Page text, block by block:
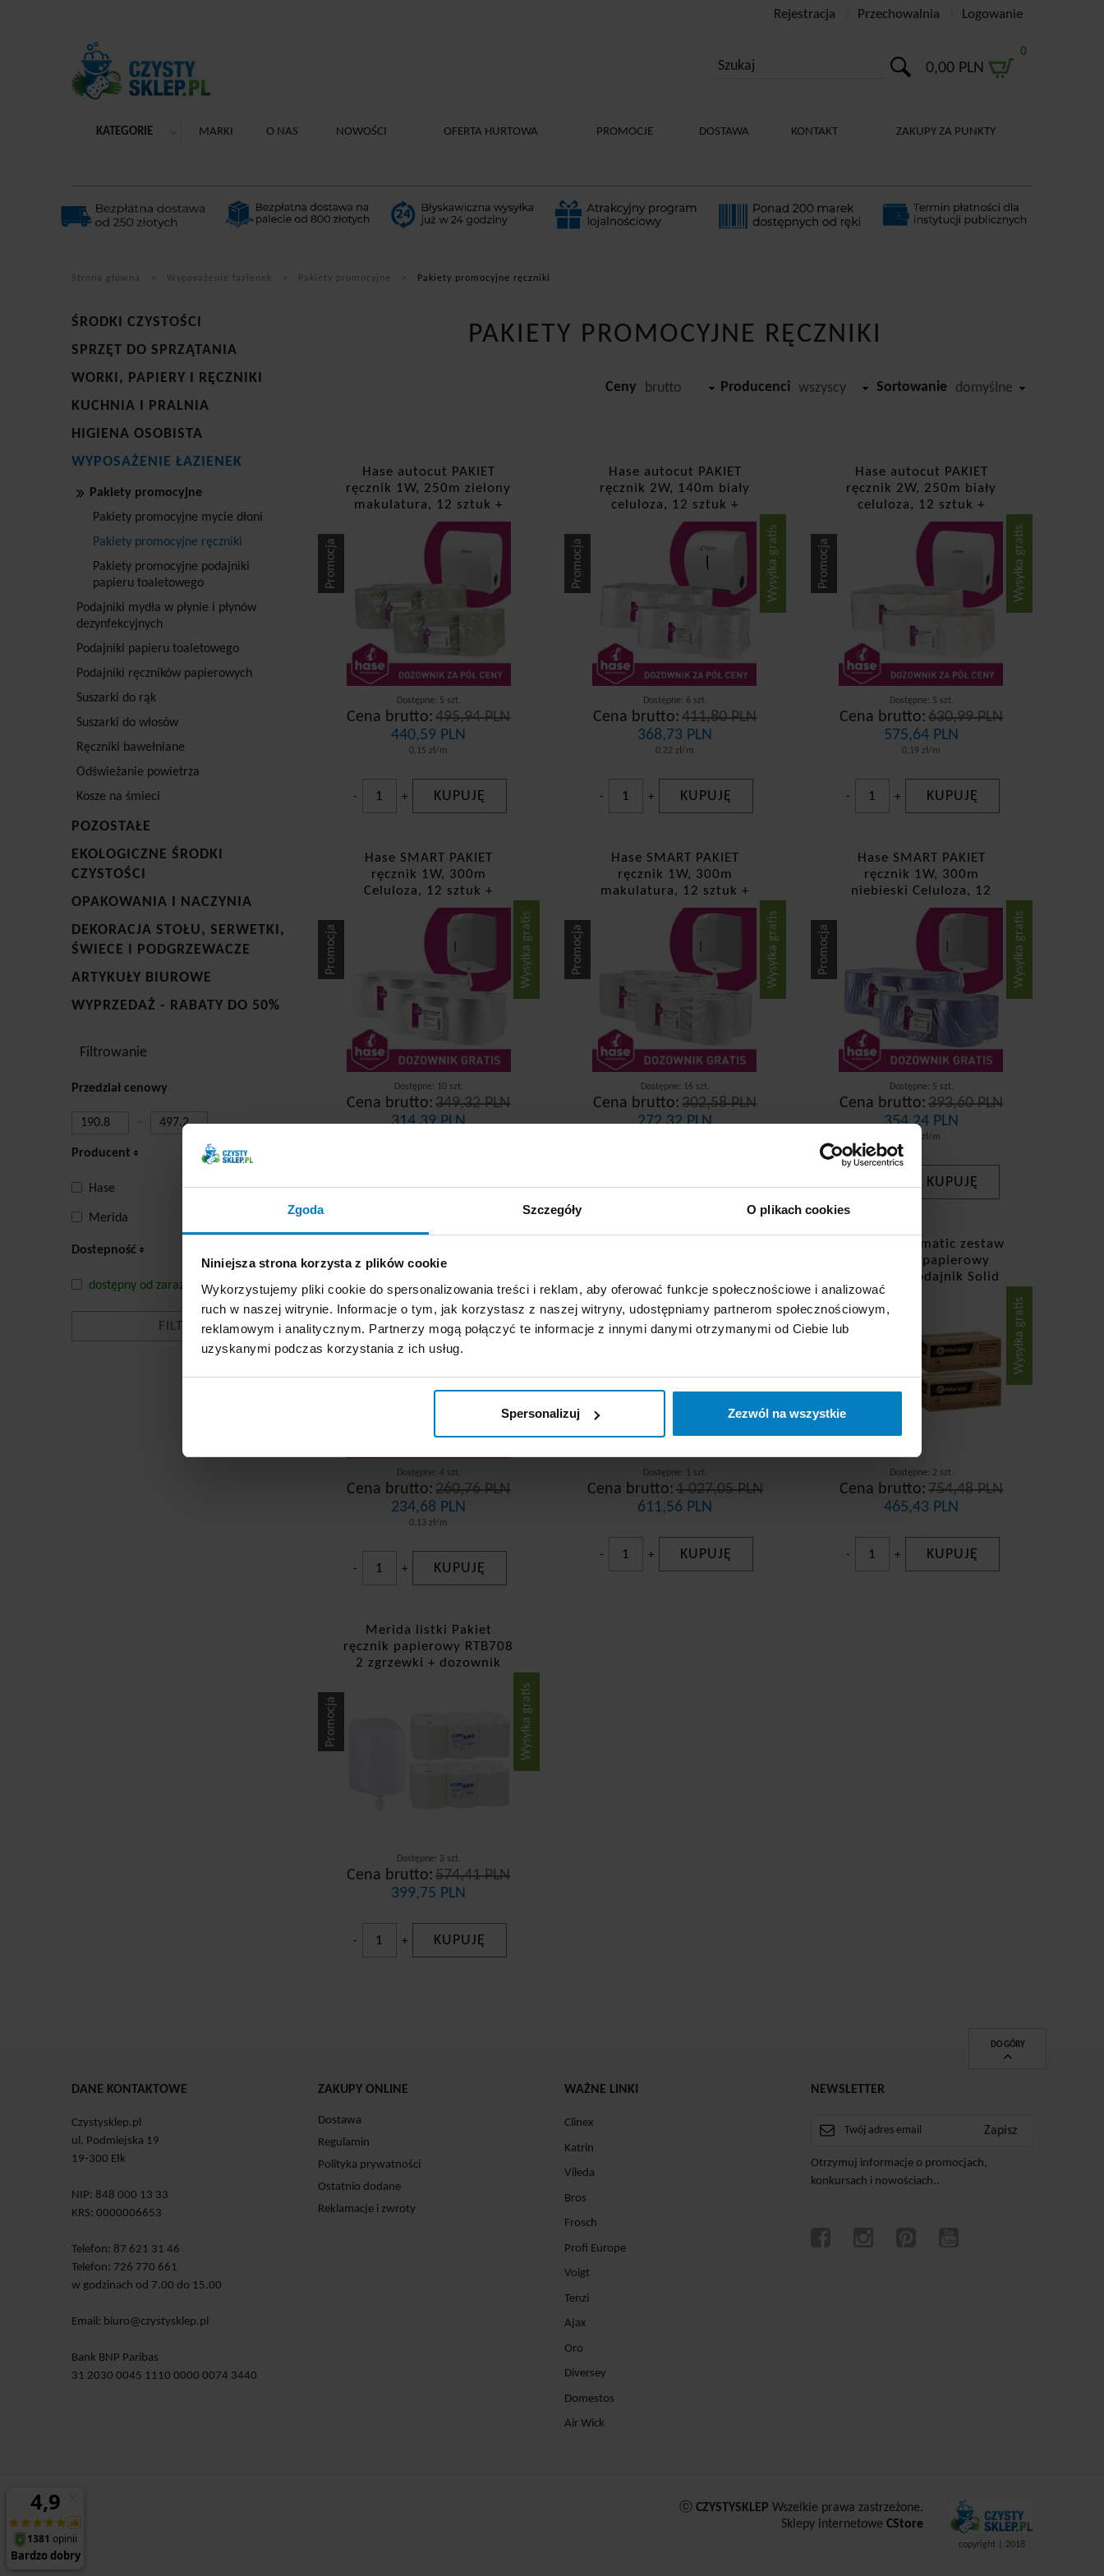
Zgoda Szczegóły O plikach cookies
Niniejsza strona korzysta z plików cookie
Wykorzystujemy pliki cookie do spersonalizowania treści i reklam, aby oferować funkcje społecznościowe i analizować
ruch w naszej witrynie. Informacje o tym, jak korzystasz z naszej witryny, udostępniamy partnerom społecznościowym,
reklamowym i analitycznym. Partnerzy mogą połączyć te informacje z innymi danymi otrzymanymi od Ciebie lub
uzyskanymi podczas korzystania z ich usług.
Spersonalizuj Zezwól na wszystkie
Rejestracja Przechowalnia Logowanie
0,00 PLN
0
KATEGORIE MARKI O NAS NOWOŚCI OFERTA HURTOWA PROMOCJE DOSTAWA KONTAKT ZAKUPY ZA PUNKTY
Strona główna Wyposażenie łazienek Pakiety promocyjne Pakiety promocyjne ręczniki
ŚRODKI CZYSTOŚCI
SPRZĘT DO SPRZĄTANIA
WORKI, PAPIERY I RĘCZNIKI
KUCHNIA I PRALNIA
HIGIENA OSOBISTA
WYPOSAŻENIE ŁAZIENEK
Pakiety promocyjne
Pakiety promocyjne mycie dłoni
Pakiety promocyjne ręczniki
Pakiety promocyjne podajniki
papieru toaletowego
Podajniki mydła w płynie i płynów
dezynfekcyjnych
Podajniki papieru toaletowego
Podajniki ręczników papierowych
Suszarki do rąk
Suszarki do włosów
Ręczniki bawełniane
Odświeżanie powietrza
Kosze na śmieci
POZOSTAŁE
EKOLOGICZNE ŚRODKI
CZYSTOŚCI
OPAKOWANIA I NACZYNIA
DEKORACJA STOŁU, SERWETKI,
ŚWIECE I PODGRZEWACZE
ARTYKUŁY BIUROWE
WYPRZEDAŻ - RABATY DO 50%
Filtrowanie
Przedział cenowy
-
Producent
Hase
Merida
Dostepność
dostępny od zaraz
PAKIETY PROMOCYJNE RĘCZNIKI
Ceny brutto Producenci wszyscy Sortowanie domyślne
Hase autocut PAKIET
ręcznik 1W, 250m zielony
makulatura, 12 sztuk +
dozownik
Dostępne: 5 szt.
Cena brutto: 495,94 PLN
440,59 PLN
0,15 zł/m
Promocja
- + KUPUJĘ
Hase autocut PAKIET
ręcznik 2W, 140m biały
celuloza, 12 sztuk +
dozownik
Dostępne: 6 szt.
Cena brutto: 411,80 PLN
368,73 PLN
0,22 zł/m
Promocja Wysyłka gratis
- + KUPUJĘ
Hase autocut PAKIET
ręcznik 2W, 250m biały
celuloza, 12 sztuk +
dozownik
Dostępne: 5 szt.
Cena brutto: 630,99 PLN
575,64 PLN
0,19 zł/m
Promocja Wysyłka gratis
- + KUPUJĘ
Hase SMART PAKIET
ręcznik 1W, 300m
Celuloza, 12 sztuk +
dozownik GRATIS!
Dostępne: 10 szt.
Cena brutto: 349,32 PLN
314,39 PLN
Promocja Wysyłka gratis
Hase SMART PAKIET
ręcznik 1W, 300m
makulatura, 12 sztuk +
dozownik GRATIS!
Dostępne: 16 szt.
Cena brutto: 302,58 PLN
272,32 PLN
Promocja Wysyłka gratis
Hase SMART PAKIET
ręcznik 1W, 300m
niebieski Celuloza, 12
sztuk + dozownik GRATIS!
Dostępne: 5 szt.
Cena brutto: 393,60 PLN
354,24 PLN
0,10 zł/m
Promocja Wysyłka gratis
KUPUJĘ
ręcznik 2W, 150m biały,
dozownik GRATIS!
Dostępne: 4 szt.
Cena brutto: 260,76 PLN
234,68 PLN
0,13 zł/m
Promocja
- + KUPUJĘ
Cut CJB302
Dostępne: 1 szt.
Cena brutto: 1 027,05 PLN
611,56 PLN
Promocja Wysyłka gratis
- + KUPUJĘ
Merida Automatic zestaw
2x ręcznik papierowy
RAZ301 + podajnik Solid
Dostępne: 2 szt.
Cena brutto: 754,48 PLN
465,43 PLN
Promocja Wysyłka gratis
- + KUPUJĘ
Merida listki Pakiet
ręcznik papierowy RTB708
2 zgrzewki + dozownik
Dostępne: 3 szt.
Cena brutto: 574,41 PLN
399,75 PLN
Promocja Wysyłka gratis
- + KUPUJĘ
DO GÓRY
DANE KONTAKTOWE
Czystysklep.pl
ul. Podmiejska 19
19-300 Ełk
NIP: 848 000 13 33
KRS: 0000006653
Telefon: 87 621 31 46
Telefon: 726 770 661
w godzinach od 7.00 do 15.00
Email: biuro@czystysklep.pl
Bank BNP Paribas
31 2030 0045 1110 0000 0074 3440
ZAKUPY ONLINE
Dostawa
Regulamin
Polityka prywatności
Ostatnio dodane
Reklamacje i zwroty
WAŻNE LINKI
Clinex
Katrin
Vileda
Bros
Frosch
Profi Europe
Voigt
Tenzi
Ajax
Oro
Diversey
Domestos
Air Wick
NEWSLETTER
Otrzymuj informacje o promocjach,
konkursach i nowościach..
ⓒ CZYSTYSKLEP Wszelkie prawa zastrzeżone.
Sklepy internetowe CStore
copyright | 2018